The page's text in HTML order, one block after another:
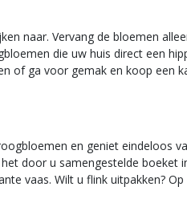
naar. Vervang de bloemen
die uw huis direct een
of ga voor gemak en koop een
en geniet eindeloos
door u samengestelde boeket
vaas. Wilt u flink uitpakken?